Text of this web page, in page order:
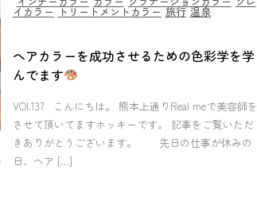
イカラー トリートメントカラー 旅行 温泉
ヘアカラーを成功させるための色彩学を学
んでます
VOl.137 こんにちは。 熊本上通りReal meで美容師を
させて頂いてますホッキーです。 記事をご覧いただ
きありがとうございます。 先日の仕事が休みの
日、ヘア […]